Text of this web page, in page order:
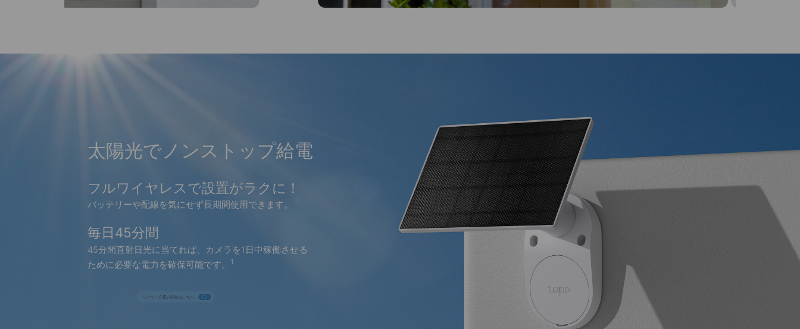
太陽光でノンストップ給電
フルワイヤレスで設置がラクに！
バッテリーや配線を気にせず長期間使用できます。
毎日45分間
45分間直射日光に当てれば、カメラを1日中稼働させる
ために必要な電力を確保可能です。
1